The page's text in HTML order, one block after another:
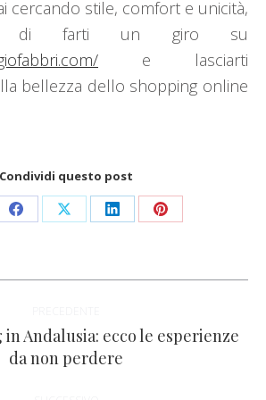
cercando stile, comfort e unicità,
di farti un giro su
e lasciarti
bellezza dello shopping online
Condividi questo post
Condividi
Facebook
Condividi
X
Condividi
LinkedIn
Condividi
Pinterest
Post
precedente:
Andalusia: ecco le esperienze
da non perdere